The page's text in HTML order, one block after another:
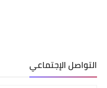
التواصل الإجتماعي